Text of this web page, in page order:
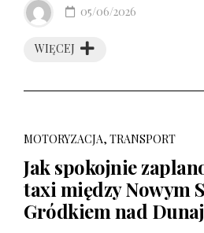
WIĘCEJ
05/06/2026
MOTORYZACJA, TRANSPORT
Jak spokojnie
taxi między Nowym
Gródkiem nad